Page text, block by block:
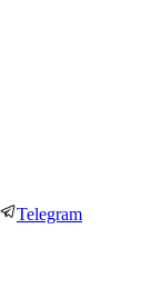
Telegram